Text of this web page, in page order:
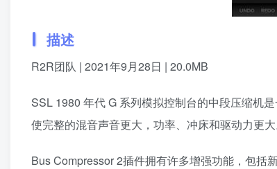
描述
R2R团队 | 2021年9月28日 | 20.0MB
SSL 1980 年代 G 系列模拟控制台的中段压缩机
使完整的混音声音更大，功率、冲床和驱动力更
Bus Compressor 2插件拥有许多增强功能，包括